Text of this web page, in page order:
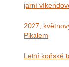
jarní
2027,
Pikalem
Letní koňské